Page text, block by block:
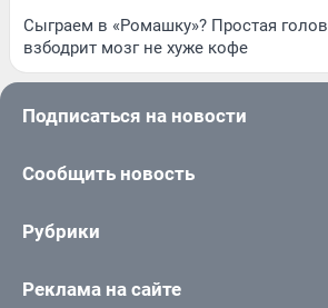
Сыграем в «Ромашку»? Простая
взбодрит мозг не хуже кофе
Подписаться на новости
Сообщить новость
Рубрики
Реклама на сайте